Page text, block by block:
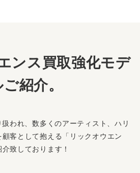
ンス買取強化モデ
紹介。
われ、数多くのアーティスト、ハリ
客として抱える「リックオウエン
致しております！